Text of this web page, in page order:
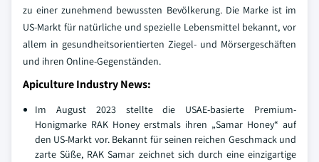
zu einer zunehmend bewussten Bevölkerung. Die Marke ist im
US-Markt für natürliche und spezielle Lebensmittel bekannt, vor
allem in gesundheitsorientierten Ziegel- und Mörsergeschäften
und ihren Online-Gegenständen.
Apiculture Industry News:
Im August 2023 stellte die USAE-basierte Premium-
Honigmarke RAK Honey erstmals ihren „Samar Honey“ auf
den US-Markt vor. Bekannt für seinen reichen Geschmack und
zarte Süße, RAK Samar zeichnet sich durch eine einzigartige